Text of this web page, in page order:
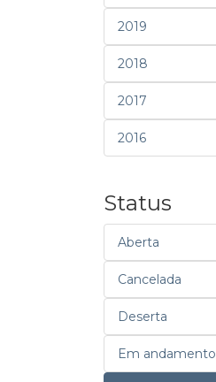
2019
2018
2017
2016
Status
Aberta
Cancelada
Deserta
Em andamento